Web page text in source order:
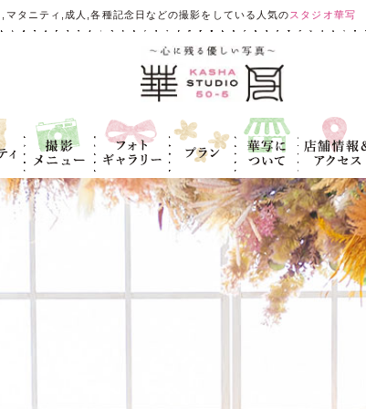
タニティ,成人,各種記念日などの撮影をしている人気のスタジオ華写
撮影メニュ
ー
フォトギャラ
リー
プラン
華写につい
て
店舗情報＆ア
クセス